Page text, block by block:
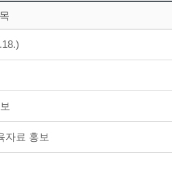
자료 홍보